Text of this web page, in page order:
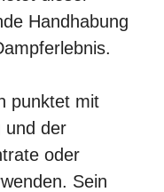
Handhabung
punktet mit
und der
oder
Sein